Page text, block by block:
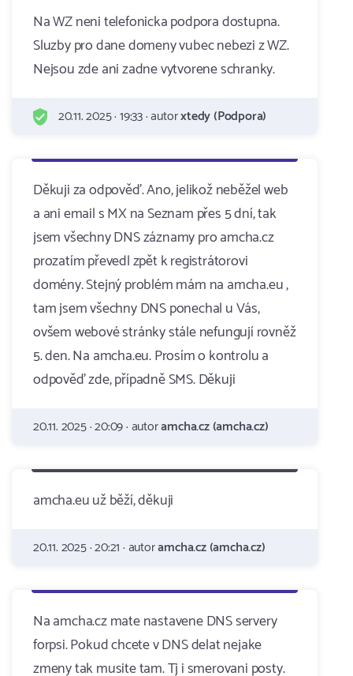
Na WZ neni telefonicka podpora dostupna.
Sluzby pro dane domeny vubec nebezi z WZ.
Nejsou zde ani zadne vytvorene schranky.
20.11. 2025 · 19:33 · autorxtedy (Podpora)
Děkuji za odpověď. Ano, jelikož neběžel web
a ani email s MX na Seznam přes 5 dní, tak
jsem všechny DNS záznamy pro amcha.cz
prozatím převedl zpět k registrátorovi
domény. Stejný problém mám na amcha.eu ,
tam jsem všechny DNS ponechal u Vás,
ovšem webové stránky stále nefungují rovněž
5. den. Na amcha.eu. Prosím o kontrolu a
odpověď zde, případně SMS. Děkuji
20.11. 2025 · 20:09 · autoramcha.cz (amcha.cz)
amcha.eu už běží, děkuji
20.11. 2025 · 20:21 · autoramcha.cz (amcha.cz)
Na amcha.cz mate nastavene DNS servery
forpsi. Pokud chcete v DNS delat nejake
zmeny tak musite tam. Tj i smerovani posty.